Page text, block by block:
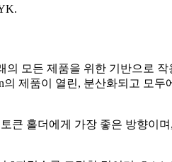
모든 제품을 위한 기반으로
제품이 열린, 분산화되고 모두
큰 홀더에게 가장 좋은 방향이